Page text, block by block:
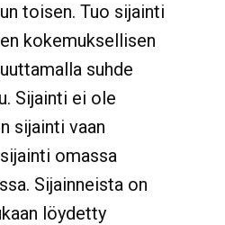
toisen. Tuo sijainti
kokemuksellisen
suhde
Sijainti ei ole
sijainti vaan
omassa
Sijainneista on
löydetty